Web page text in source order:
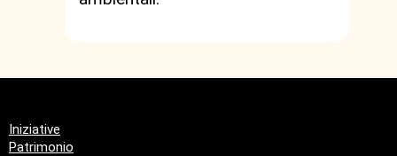
Iniziative
Patrimonio